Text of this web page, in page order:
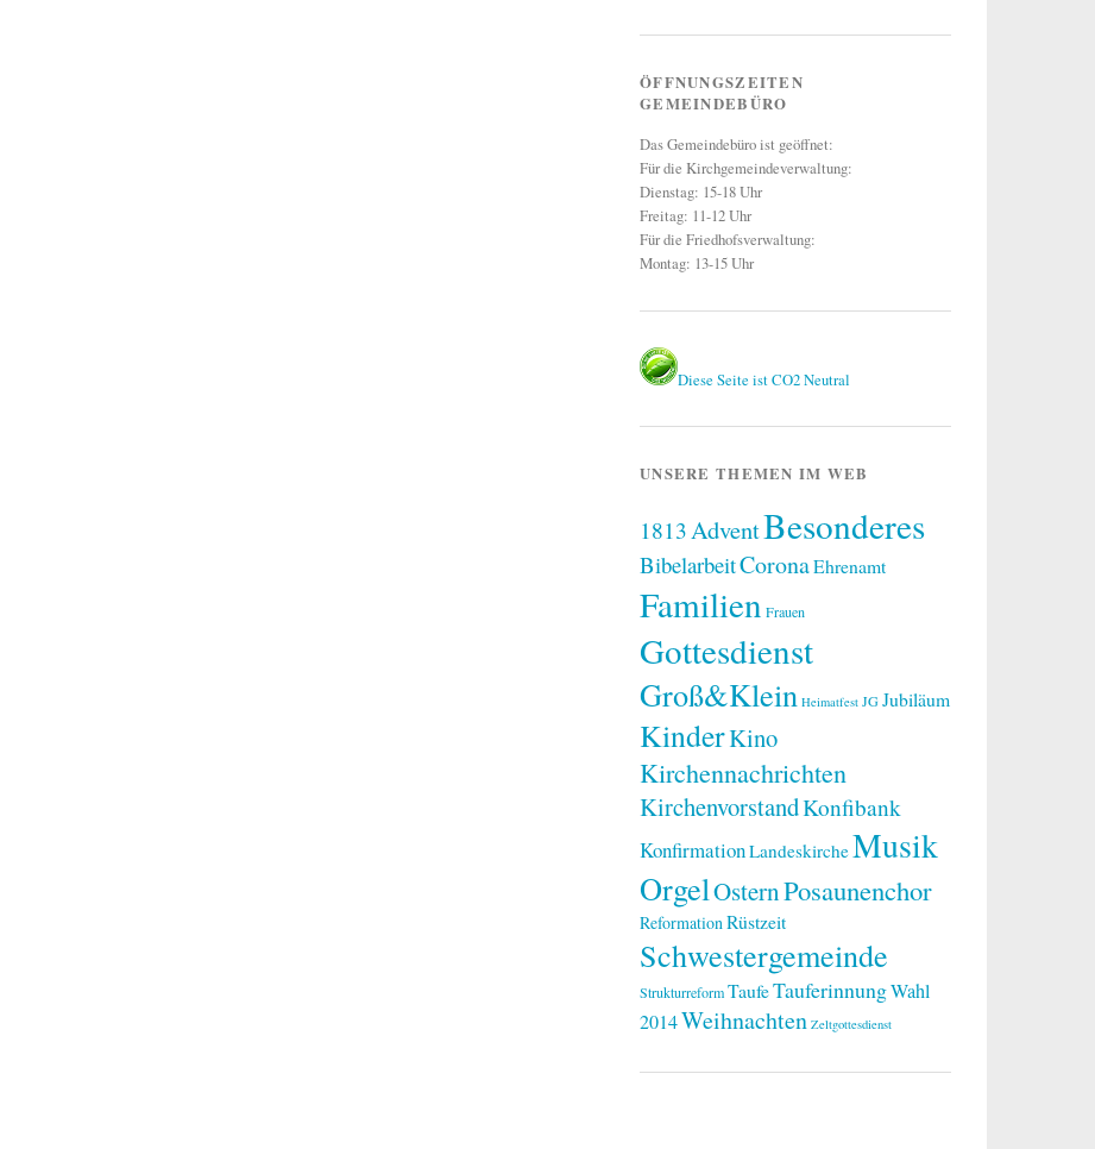
ÖFFNUNGSZEITEN
GEMEINDEBÜRO
Das Gemeindebüro ist geöffnet:
Für die Kirchgemeindeverwaltung:
Dienstag: 15-18 Uhr
Freitag: 11-12 Uhr
Für die Friedhofsverwaltung:
Montag: 13-15 Uhr
Diese Seite ist CO2 Neutral
UNSERE THEMEN IM WEB
1813AdventBesonderes
BibelarbeitCoronaEhrenamt
Familien Frauen
Gottesdienst
Groß&Klein Heimatfest JGJubiläum
KinderKino
Kirchennachrichten
KirchenvorstandKonfibank
KonfirmationLandeskircheMusik
OrgelOsternPosaunenchor
ReformationRüstzeit
Schwestergemeinde
StrukturreformTaufeTauferinnungWahl
2014Weihnachten Zeltgottesdienst